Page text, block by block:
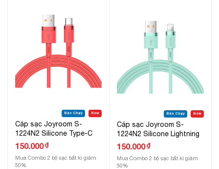
Bán Chạy New
Cáp sạc Joyroom S-
1224N2 Silicone Type-C
150.000₫
Mua Combo 2 bộ sạc bất kì giảm
50%
Bán Chạy New
Cáp sạc Joyroom S-
1224N2 Silicone Lightning
150.000₫
Mua Combo 2 bộ sạc bất kì giảm
50%